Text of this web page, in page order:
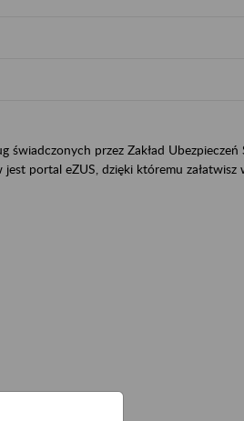
przez Zakład Ubezpieczeń
portal eZUS, dzięki któremu załatwisz